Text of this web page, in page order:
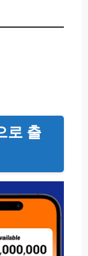
로 출